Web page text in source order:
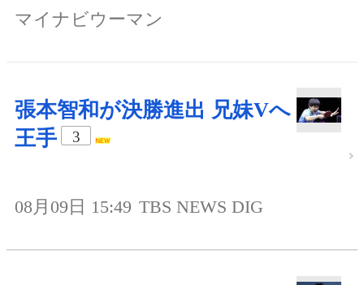
マイナビウーマン
張本智和が決勝進出 兄妹Vへ
王手
3
08月09日 15:49 TBS NEWS DIG